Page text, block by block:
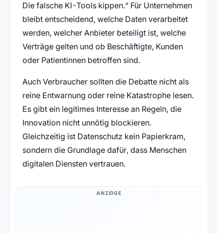
Die falsche KI-Tools kippen.“ Für Unternehmen
bleibt entscheidend, welche Daten verarbeitet
werden, welcher Anbieter beteiligt ist, welche
Verträge gelten und ob Beschäftigte, Kunden
oder Patientinnen betroffen sind.
Auch Verbraucher sollten die Debatte nicht als
reine Entwarnung oder reine Katastrophe lesen.
Es gibt ein legitimes Interesse an Regeln, die
Innovation nicht unnötig blockieren.
Gleichzeitig ist Datenschutz kein Papierkram,
sondern die Grundlage dafür, dass Menschen
digitalen Diensten vertrauen.
ANZEIGE